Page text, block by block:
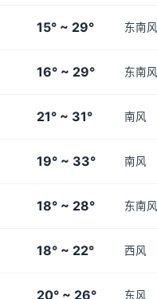
15° ~ 29° 东南风
16° ~ 29° 东南风
21° ~ 31° 南风
19° ~ 33° 南风
18° ~ 28° 东南风
18° ~ 22° 西风
20° ~ 26° 东风